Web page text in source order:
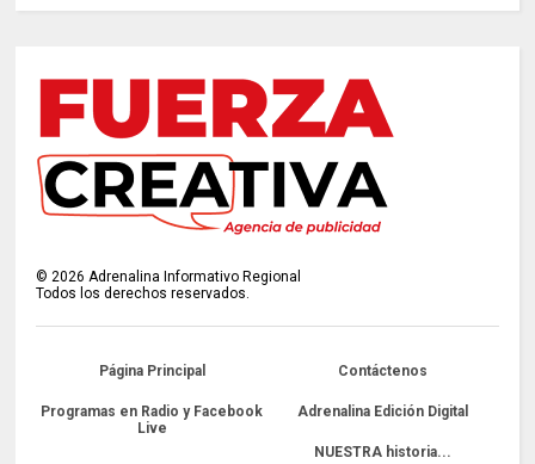
©2026 Adrenalina Informativo Regional
Todos los derechos reservados.
Página Principal Contáctenos
Programas en Radio y Facebook
Live
Adrenalina Edición Digital
NUESTRA historia...